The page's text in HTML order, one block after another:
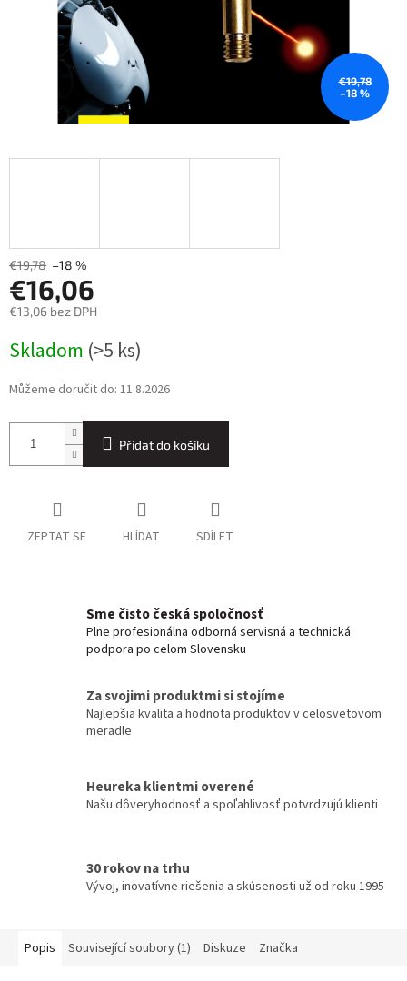
€19,78
–18 %
€19,78 –18 %
€16,06
€13,06 bez DPH
cena:
Skladom (>5 ks)
Můžeme doručit do: 11.8.2026
Přidat do košíku
ZEPTAT SE HLÍDAT SDÍLET
Sme čisto česká spoločnosť
Plne profesionálna odborná servisná a technická
podpora po celom Slovensku
Za svojimi produktmi si stojíme
Najlepšia kvalita a hodnota produktov v celosvetovom
meradle
Heureka klientmi overené
Našu dôveryhodnosť a spoľahlivosť potvrdzujú klienti
30 rokov na trhu
Vývoj, inovatívne riešenia a skúsenosti už od roku 1995
Popis Související soubory (1) Diskuze Značka